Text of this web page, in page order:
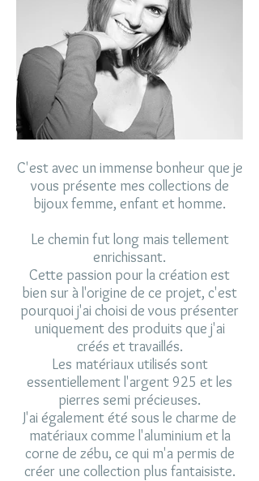
C'est avec un immense bonheur que je
vous présente mes collections de
bijoux femme, enfant et homme.
Le chemin fut long mais tellement
enrichissant.
Cette passion pour la création est
bien sur à l'origine de ce projet, c'est
pourquoi j'ai choisi de vous présenter
uniquement des produits que j'ai
créés et travaillés.
Les matériaux utilisés sont
essentiellement l'argent 925 et les
pierres semi précieuses.
J'ai également été sous le charme de
matériaux comme l'aluminium et la
corne de zébu, ce qui m'a permis de
créer une collection plus fantaisiste.